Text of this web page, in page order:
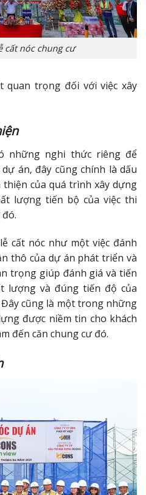
cất nóc chung cư
quan trọng đối với việc xây
những nghi thức riêng để
án, đây cũng chính là dấu
của quá trình xây dựng
lượng tiến bộ của việc thi
cất nóc như một việc đánh
thô của dự án phát triển và
trọng giúp đánh giá và tiến
lượng và đúng tiến độ của
cũng là một trong những
được niềm tin cho khách
đến căn chung cư đó.